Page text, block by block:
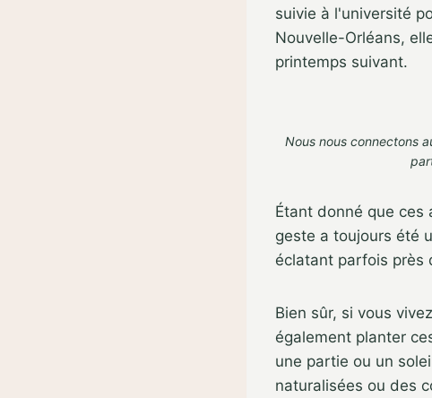
suivie à l'université
Nouvelle-Orléans,
printemps suivant.
Nous nous connectons
Étant donné que ces
geste a toujours été
éclatant parfois près
Bien sûr, si vous
également planter
une partie ou un
naturalisées ou des